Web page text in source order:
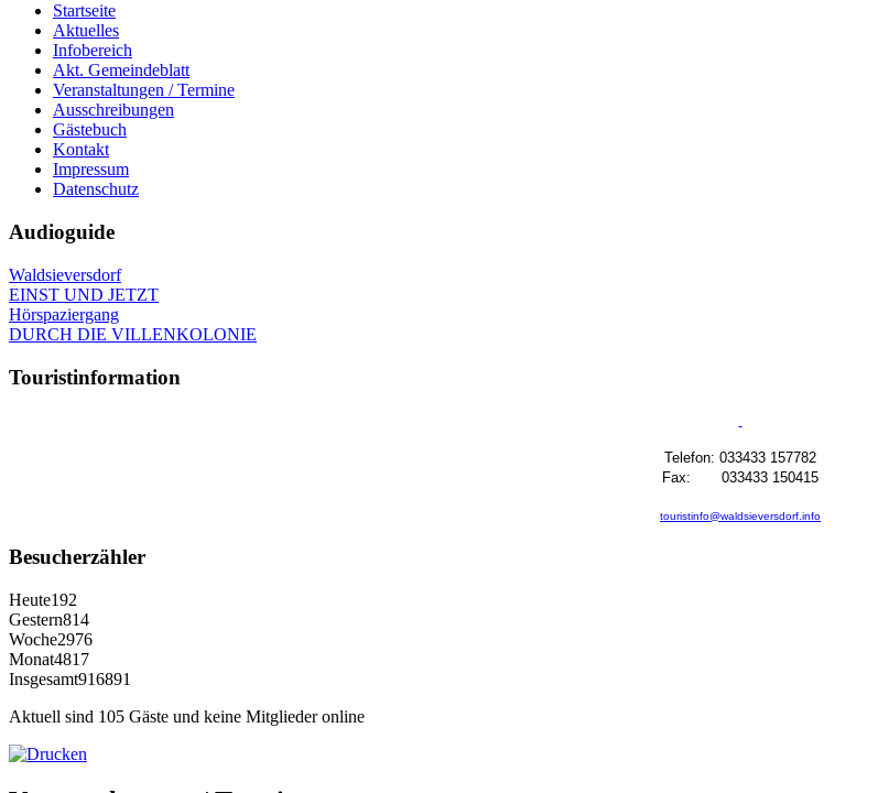
Startseite
Aktuelles
Infobereich
Akt. Gemeindeblatt
Veranstaltungen / Termine
Ausschreibungen
Gästebuch
Kontakt
Impressum
Datenschutz
Audioguide
Waldsieversdorf
EINST UND JETZT
Hörspaziergang
DURCH DIE VILLENKOLONIE
Touristinformation
Telefon: 033433 157782
Fax: 033433 150415
touristinfo@waldsieversdorf.info
Besucherzähler
Heute192
Gestern814
Woche2976
Monat4817
Insgesamt916891
Aktuell sind 105 Gäste und keine Mitglieder online